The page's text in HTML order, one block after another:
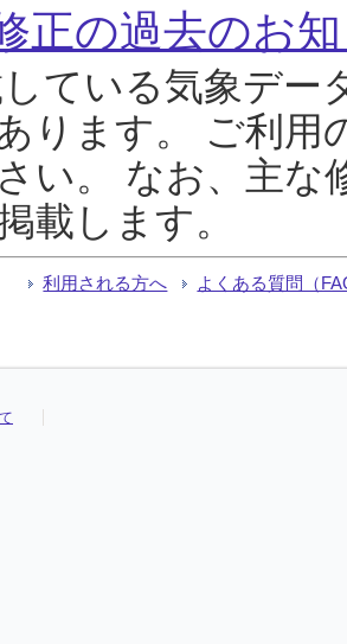
正の過去のお
ている気象デー
ります。 ご利用
い。 なお、主な
載します。
利用される方へ よくある質問（